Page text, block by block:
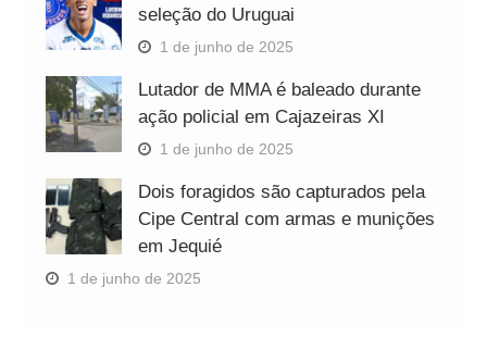
seleção do Uruguai
1 de junho de 2025
Lutador de MMA é baleado durante
ação policial em Cajazeiras XI
1 de junho de 2025
Dois foragidos são capturados pela
Cipe Central com armas e munições
em Jequié
1 de junho de 2025